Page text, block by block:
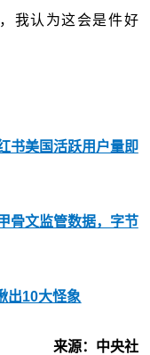
我认为这会是件好
书美国活跃用户量即
骨文监管数据，字节
出10大怪象
来源：中央社